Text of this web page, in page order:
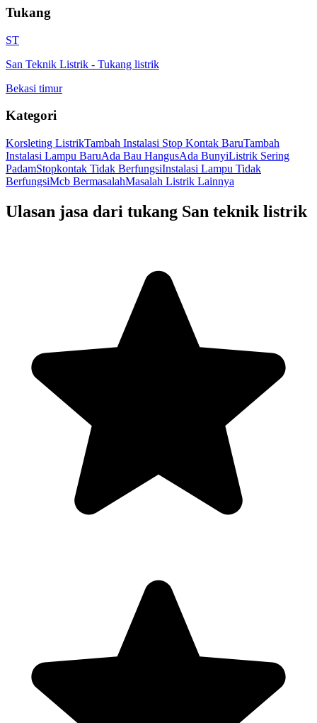
Tukang
ST
San Teknik Listrik - Tukang listrik
Bekasi timur
Kategori
Korsleting ListrikTambah Instalasi Stop Kontak BaruTambah
Instalasi Lampu BaruAda Bau HangusAda BunyiListrik Sering
PadamStopkontak Tidak BerfungsiInstalasi Lampu Tidak
BerfungsiMcb BermasalahMasalah Listrik Lainnya
Ulasan jasa dari tukang San teknik listrik